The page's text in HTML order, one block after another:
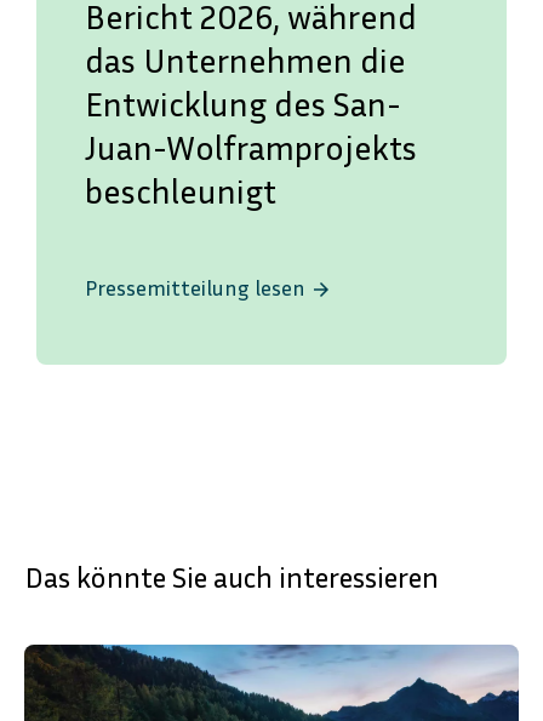
Bericht 2026, während
das Unternehmen die
Entwicklung des San-
Juan-Wolframprojekts
beschleunigt
Pressemitteilung lesen arrow_forward
Das könnte Sie auch interessieren